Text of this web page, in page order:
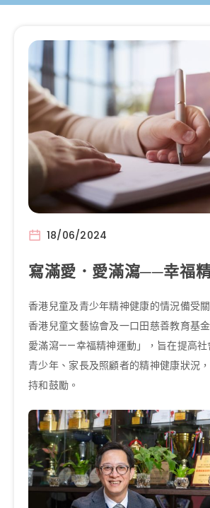
18/06/2024
寫滿愛．愛滿瀉──幸福
香港兒童及青少年精神健康的情況備受
香港兒童文藝協會及一口田慈善教育基
愛滿瀉——幸福精神運動」，旨在提高社
青少年、家長及照顧者的精神健康狀況
持和鼓勵。